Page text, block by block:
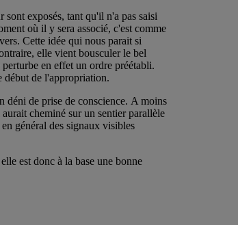
exposés, tant qu'il n'a pas saisi
où il y sera associé, c'est comme
Cette idée qui nous parait si
elle vient bousculer le bel
en effet un ordre préétabli.
début de l'appropriation.
déni de prise de conscience. A moins
cheminé sur un sentier parallèle
général des signaux visibles
est donc à la base une bonne